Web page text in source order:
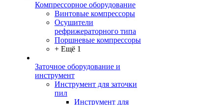
Компрессорное оборудование
Винтовые компрессоры
Осушители
рефрижераторного типа
Поршневые компрессоры
+ Ещё 1
Заточное оборудование и
инструмент
Инструмент для заточки
пил
Инструмент для